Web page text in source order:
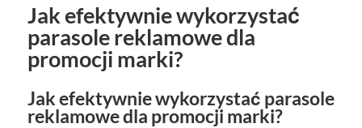
Jak efektywnie wykorzystać
parasole reklamowe dla
promocji marki?
Jak efektywnie wykorzystać parasole
reklamowe dla promocji marki?